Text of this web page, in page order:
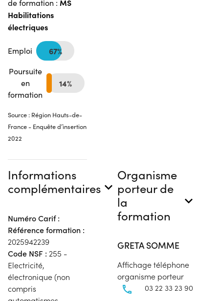
de formation : MS
Habilitations
électriques
Emploi 67%
Poursuite
en
formation
14%
Source : Région Hauts-de-
France - Enquête d’insertion
2022
Informations
complémentaires
Numéro Carif :
Référence formation :
2025942239
Code NSF : 255 -
Electricité,
électronique (non
compris
Organisme
porteur de
la
formation
GRETA SOMME
Affichage téléphone
organisme porteur
03 22 33 23 90